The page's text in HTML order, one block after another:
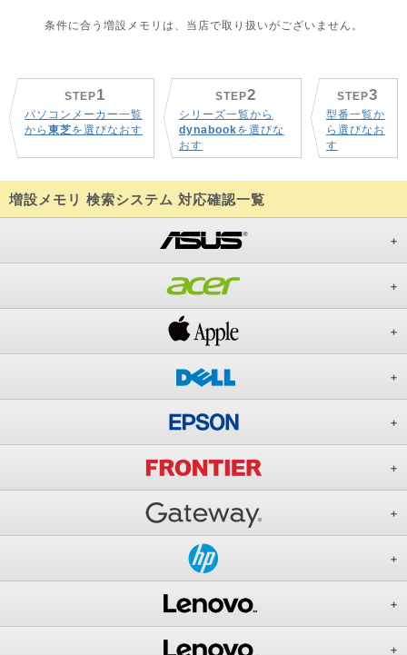
条件に合う増設メモリは、当店で取り扱いがございません。
STEP1
パソコンメーカー一覧
から 東芝を選びなおす
STEP2
シリーズ一覧から
dynabookを選びな
おす
STEP3
型番一覧か
ら選びなお
す
増設メモリ 検索システム 対応確認一覧